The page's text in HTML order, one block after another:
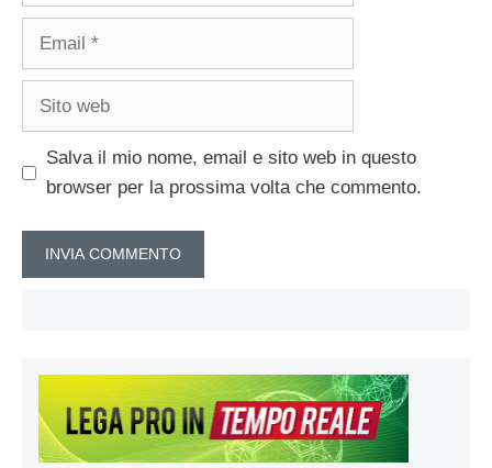
Email
Sito
Salva il mio nome, email e sito web in questo
browser per la prossima volta che commento.